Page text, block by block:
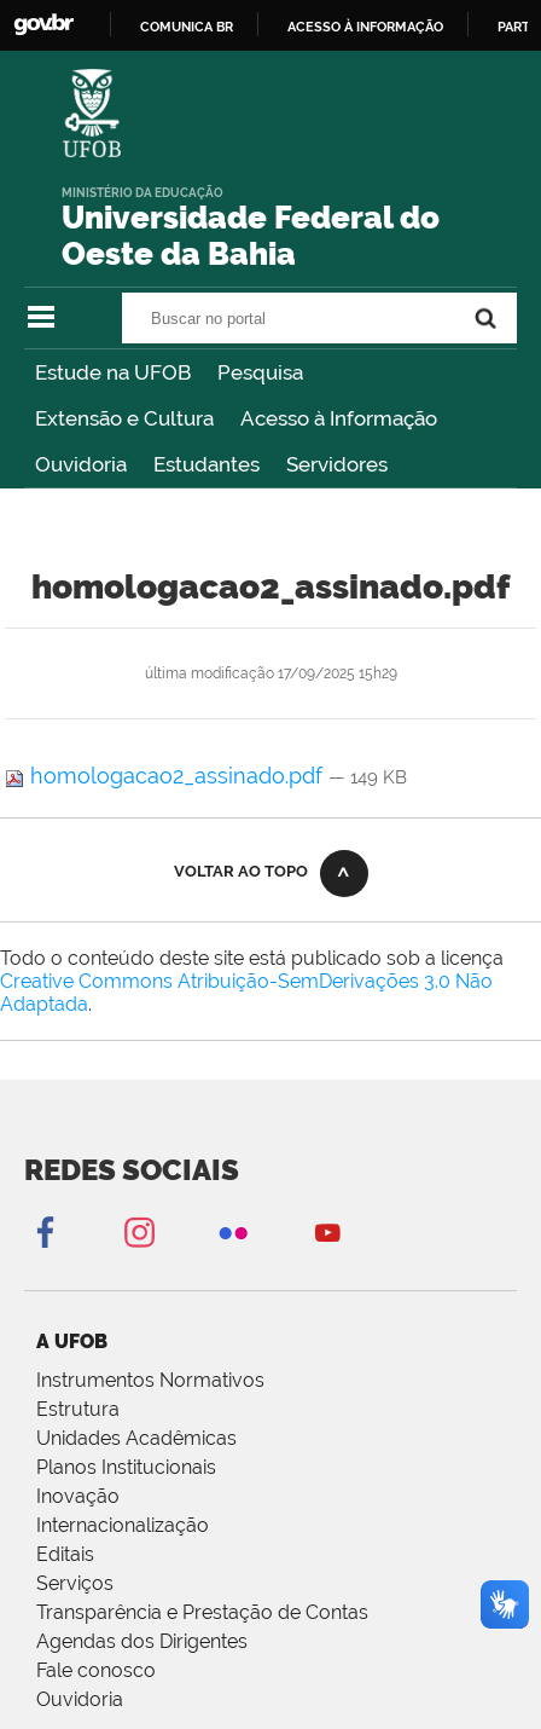
COMUNICA BR ACESSO À INFORMAÇÃO
Universidade Federal do
Oeste da Bahia
MINISTÉRIO DA EDUCAÇÃO
Estude na UFOB
Pesquisa
Extensão e Cultura
Acesso à Informação
Ouvidoria
Estudantes Servidores
homologacao2_assinado.pdf
última modificação17/09/2025 15h29
homologacao2_assinado.pdf — 149 KB
VOLTAR AO TOPO
Todo o conteúdo deste site está publicado sob a licença
Creative Commons Atribuição-SemDerivações 3.0 Não
Adaptada.
REDES SOCIAIS
A UFOB
Instrumentos Normativos
Estrutura
Unidades Acadêmicas
Planos Institucionais
Inovação
Internacionalização
Editais
Serviços
Transparência e Prestação de Contas
Agendas dos Dirigentes
Fale conosco
Ouvidoria